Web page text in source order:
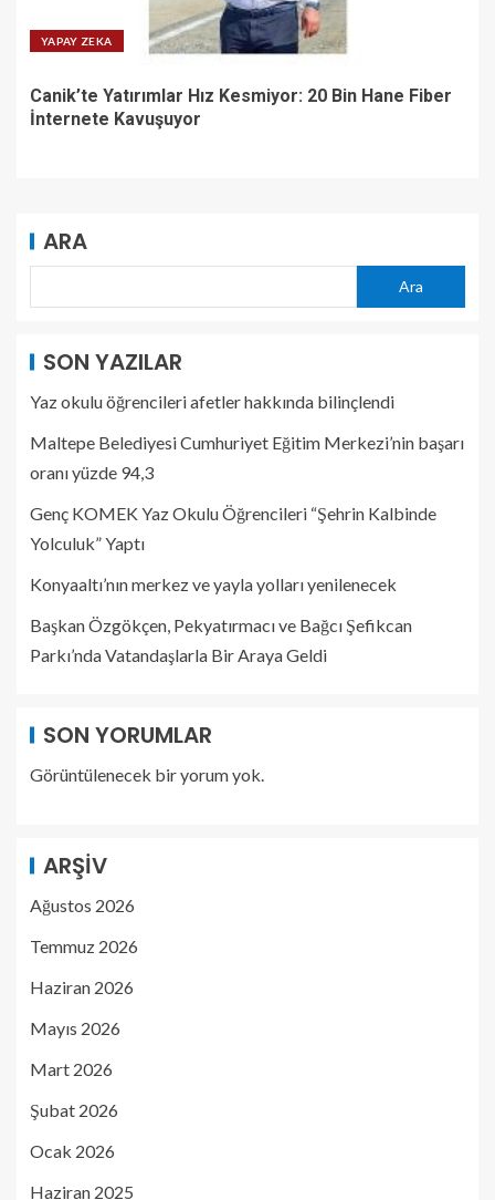
YAPAY ZEKA
Canik’te Yatırımlar Hız Kesmiyor: 20 Bin Hane Fiber
İnternete Kavuşuyor
ARA
Ara
SON YAZILAR
Yaz okulu öğrencileri afetler hakkında bilinçlendi
Maltepe Belediyesi Cumhuriyet Eğitim Merkezi’nin başarı
oranı yüzde 94,3
Genç KOMEK Yaz Okulu Öğrencileri “Şehrin Kalbinde
Yolculuk” Yaptı
Konyaaltı’nın merkez ve yayla yolları yenilenecek
Başkan Özgökçen, Pekyatırmacı ve Bağcı Şefikcan
Parkı’nda Vatandaşlarla Bir Araya Geldi
SON YORUMLAR
Görüntülenecek bir yorum yok.
ARŞIV
Ağustos 2026
Temmuz 2026
Haziran 2026
Mayıs 2026
Mart 2026
Şubat 2026
Ocak 2026
Haziran 2025